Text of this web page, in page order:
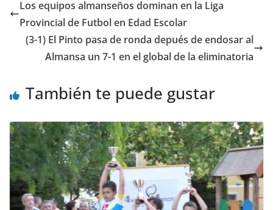
Los equipos almanseños dominan en la Liga
Provincial de Futbol en Edad Escolar
(3-1) El Pinto pasa de ronda depués de endosar al
Almansa un 7-1 en el global de la eliminatoria
También te puede gustar